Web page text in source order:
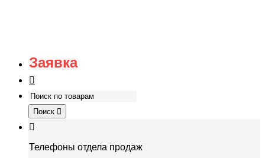
Заявка
Поиск
Телефоны отдела продаж